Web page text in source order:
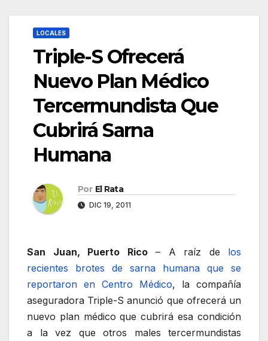
LOCALES
Triple-S Ofrecerá
Nuevo Plan Médico
Tercermundista Que
Cubrirá Sarna
Humana
Por El Rata
DIC 19, 2011
San Juan, Puerto Rico– A raíz de los
recientes brotes de sarna humana que se
reportaron en Centro Médico, la compañía
aseguradora Triple-S anunció que ofrecerá un
nuevo plan médico que cubrirá esa condición
a la vez que otros males tercermundistas